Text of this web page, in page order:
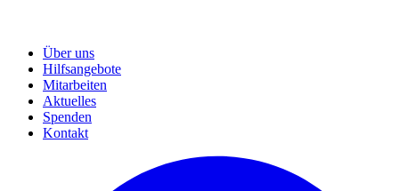
Über uns
Hilfsangebote
Mitarbeiten
Aktuelles
Spenden
Kontakt